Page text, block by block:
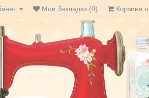
Мои Закладки (0) Корзина